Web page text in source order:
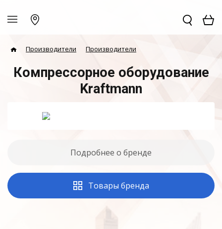
Производители Производители
Компрессорное оборудование
Kraftmann
Подробнее о бренде
Товары бренда